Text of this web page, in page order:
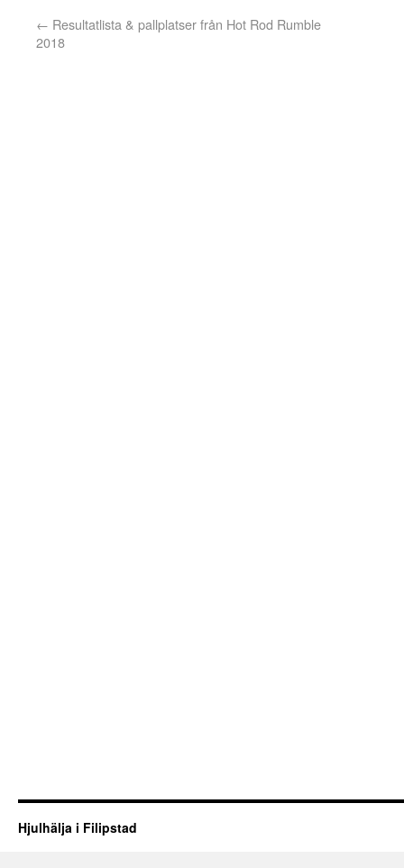
← Resultatlista & pallplatser från Hot Rod Rumble
2018
Hjulhälja i Filipstad